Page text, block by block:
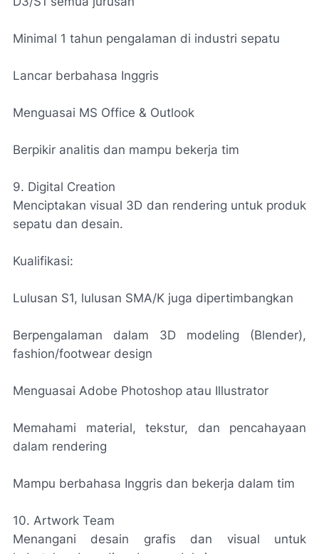
Minimal 1 tahun pengalaman di industri sepatu
Lancar berbahasa Inggris
Menguasai MS Office & Outlook
Berpikir analitis dan mampu bekerja tim
9. Digital Creation
Menciptakan visual 3D dan rendering untuk produk
sepatu dan desain.
Kualifikasi:
Lulusan S1, lulusan SMA/K juga dipertimbangkan
Berpengalaman dalam 3D modeling (Blender),
fashion/footwear design
Menguasai Adobe Photoshop atau Illustrator
Memahami material, tekstur, dan pencahayaan
dalam rendering
Mampu berbahasa Inggris dan bekerja dalam tim
10. Artwork Team
Menangani desain grafis dan visual untuk